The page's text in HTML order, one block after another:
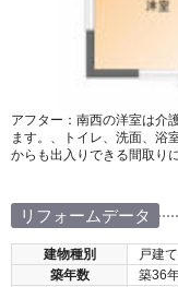
アフター：南西の洋室は介
ます。、トイレ、洗面、浴
からも出入りできる間取り
リフォームデータ
建物種別
戸建て
築年数
築36